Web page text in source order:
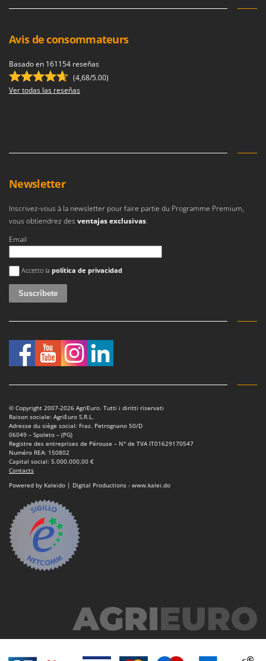
Zomax
Avis de consommateurs
Basado en 161154 reseñas
(4,68/5.00)
Ver todas las reseñas
Newsletter
Inscrivez-vous à la newsletter pour faire partie du Programme Premium,
vous obtiendrez des ventajas exclusivas.
Email
Se ha producido un error
Accetto la política de privacidad
© Copyright 2007-2026 AgriEuro. Tutti i diritti riservati
Raison sociale: AgriEuro S.R.L.
Adresse du siège social: Fraz. Petrognano 50/D
06049 – Spoleto – (PG)
Registre des entreprises de Pérouse – N° de TVA IT01629170547
Numéro REA: 150802
Capital social: 5.000.000,00 €
Contacts
Powered by Kaleido | Digital Productions - www.kalei.do